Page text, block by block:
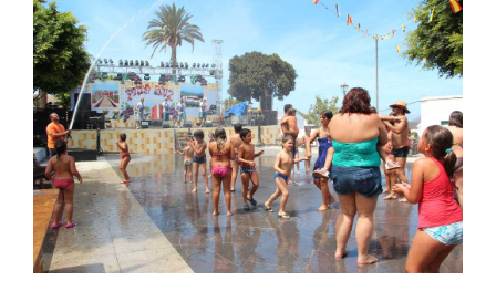
TURISMO
CONTACTO